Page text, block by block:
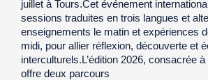
juillet à Tours.Cet événement
sessions traduites en trois langues et
enseignements le matin et expériences
midi, pour allier réflexion, découverte et
interculturels.L’édition 2026, consacrée
offre deux parcours